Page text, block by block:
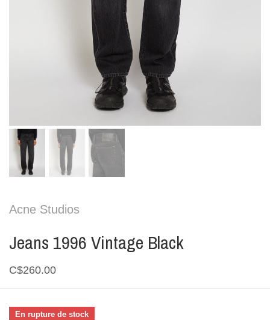
Acne Studios
Jeans 1996 Vintage Black
C$260.00
En rupture de stock